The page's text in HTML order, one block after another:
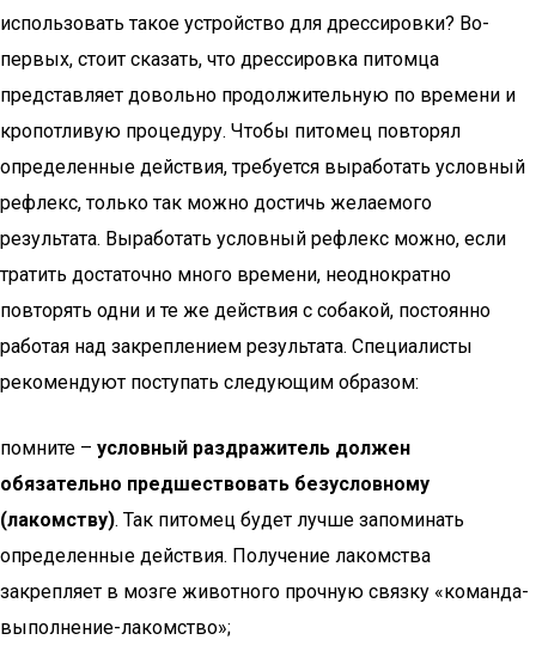
использовать такое устройство для дрессировки? Во-
первых, стоит сказать, что дрессировка питомца
представляет довольно продолжительную по времени и
кропотливую процедуру. Чтобы питомец повторял
определенные действия, требуется выработать условный
рефлекс, только так можно достичь желаемого
результата. Выработать условный рефлекс можно, если
тратить достаточно много времени, неоднократно
повторять одни и те же действия с собакой, постоянно
работая над закреплением результата. Специалисты
рекомендуют поступать следующим образом:
помните – условный раздражитель должен
обязательно предшествовать безусловному
(лакомству). Так питомец будет лучше запоминать
определенные действия. Получение лакомства
закрепляет в мозге животного прочную связку «команда-
выполнение-лакомство»;